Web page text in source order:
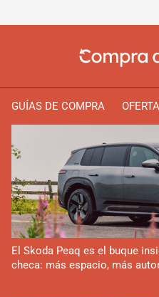
GUÍAS DE COMPRA
El Skoda Peaq es el buque
checa: más espacio, más